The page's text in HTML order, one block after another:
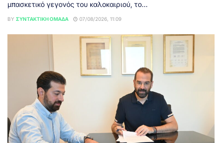
μπασκετικό γεγονός του καλοκαιριού, το...
BY ΣΥΝΤΑΚΤΙΚΉ ΟΜΆΔΑ 07/08/2026, 11:09